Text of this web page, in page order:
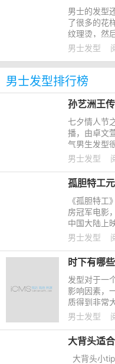
男士的发型
了很多的花
纹理烫，然
择平头，或
男士发型
男士发型排行榜
孙艺洲王
七夕情人节
播，由卓文
气男生发型
该剧讲述了
男士发型
《孤胆特工
房冠军电影
中国大陆上
在中国粉丝
男士发型
发型对于一
影响因素，
质得到非常
流行一点的
男士发型
大背头小